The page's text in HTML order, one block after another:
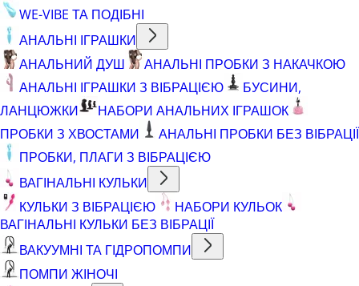
WE-VIBE ТА ПОДІБНІ
АНАЛЬНІ ІГРАШКИ
АНАЛЬНИЙ ДУШ
АНАЛЬНІ ПРОБКИ З НАКАЧКОЮ
АНАЛЬНІ ІГРАШКИ З ВІБРАЦІЄЮ
БУСИНИ,
ЛАНЦЮЖКИ
НАБОРИ АНАЛЬНИХ ІГРАШОК
ПРОБКИ З ХВОСТАМИ
АНАЛЬНІ ПРОБКИ БЕЗ ВІБРАЦІЇ
ПРОБКИ, ПЛАГИ З ВІБРАЦІЄЮ
ВАГІНАЛЬНІ КУЛЬКИ
КУЛЬКИ З ВІБРАЦІЄЮ
НАБОРИ КУЛЬОК
ВАГІНАЛЬНІ КУЛЬКИ БЕЗ ВІБРАЦІЇ
ВАКУУМНІ ТА ГІДРОПОМПИ
ПОМПИ ЖІНОЧІ